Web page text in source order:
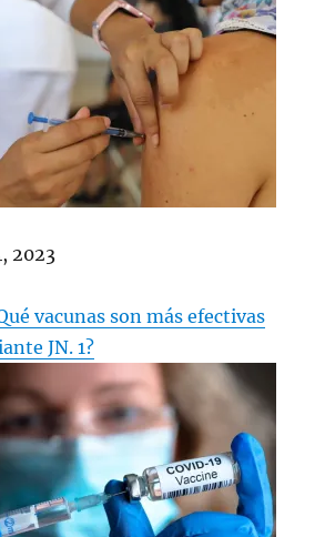
2023
vacunas son más efectivas
JN. 1?